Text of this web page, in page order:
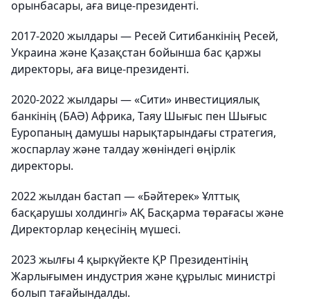
орынбасары, аға вице-президенті.
2017-2020 жылдары — Ресей Ситибанкінің Ресей,
Украина және Қазақстан бойынша бас қаржы
директоры, аға вице-президенті.
2020-2022 жылдары — «Сити» инвестициялық
банкінің (БАӘ) Африка, Таяу Шығыс пен Шығыс
Еуропаның дамушы нарықтарындағы стратегия,
жоспарлау және талдау жөніндегі өңірлік
директоры.
2022 жылдан бастап — «Бәйтерек» Ұлттық
басқарушы холдингі» АҚ Басқарма төрағасы және
Директорлар кеңесінің мүшесі.
2023 жылғы 4 қыркүйекте ҚР Президентінің
Жарлығымен индустрия және құрылыс министрі
болып тағайындалды.